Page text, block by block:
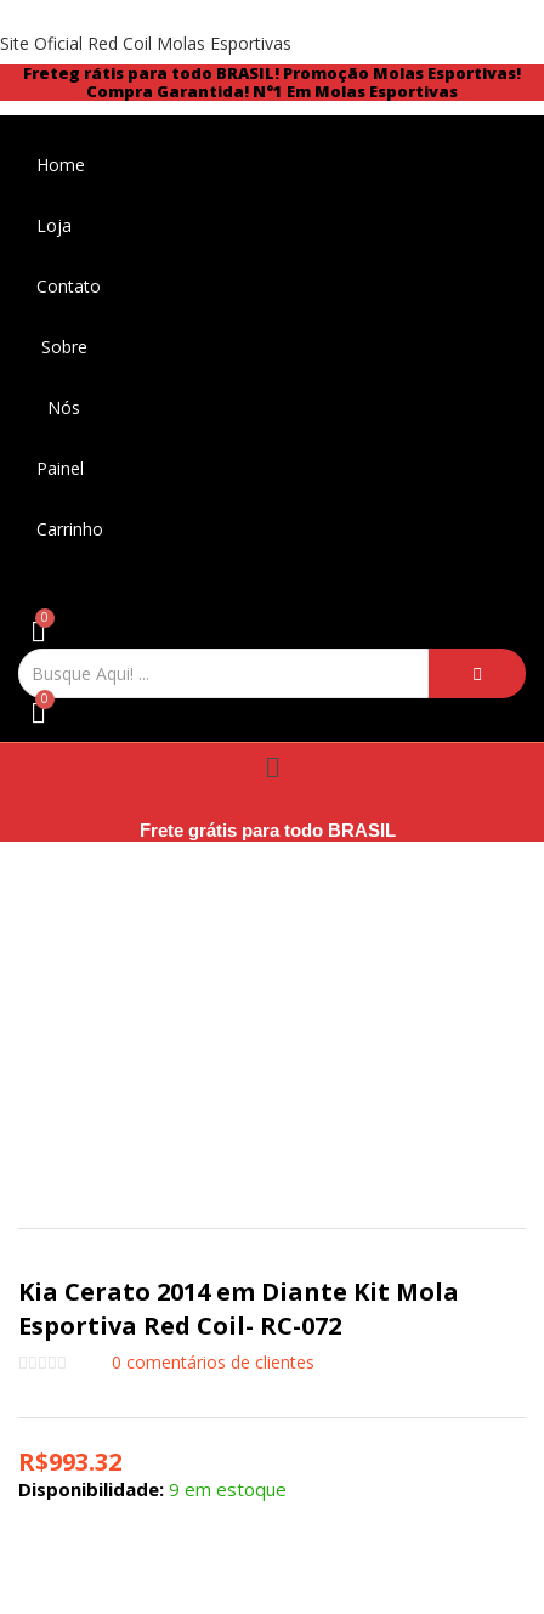
Site Oficial Red Coil Molas Esportivas
Freteg rátis para todo BRASIL! Promoção Molas Esportivas!
Compra Garantida! N°1 Em Molas Esportivas
Home
Loja
Contato
Sobre
Nós
Painel
Carrinho
Menu
Frete grátis para todo BRASIL
Kia Cerato 2014 em Diante Kit Mola
Esportiva Red Coil- RC-072
0 comentários de clientes
R$993.32
Disponibilidade: 9 em estoque